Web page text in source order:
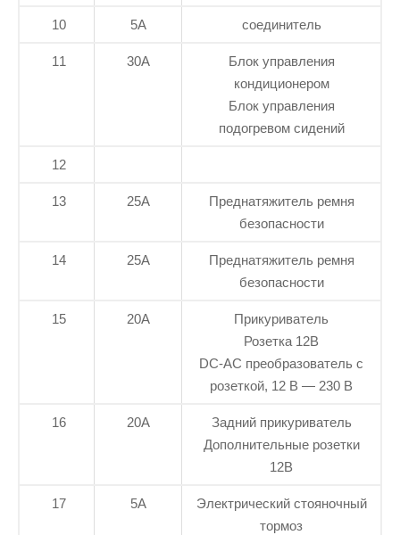
10 5А соединитель
11 30А
Блок управления
кондиционером
Блок управления
подогревом сидений
12
13 25А
Преднатяжитель ремня
безопасности
14 25А
Преднатяжитель ремня
безопасности
15 20А
Прикуриватель
Розетка 12В
DC-AC преобразователь с
розеткой, 12 В — 230 В
16 20А
Задний прикуриватель
Дополнительные розетки
12В
17 5А
Электрический стояночный
тормоз